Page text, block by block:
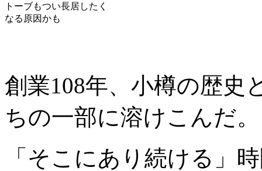
トーブもつい長居したく
なる原因かも
創業108年、小樽の歴史
ちの一部に溶けこんだ。
「そこにあり続ける」